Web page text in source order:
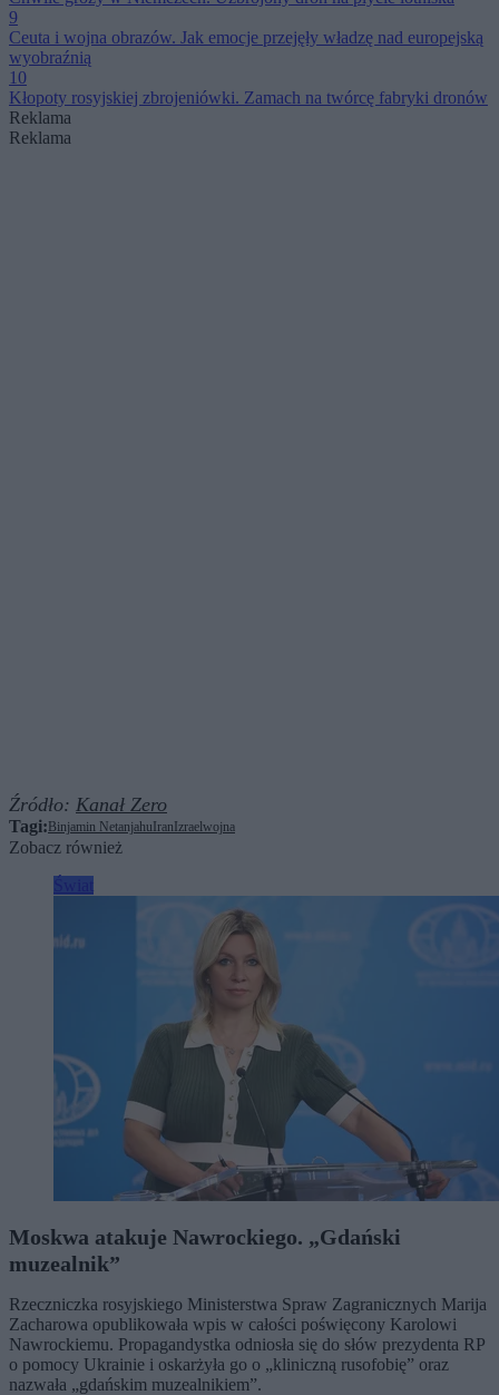
9
Ceuta i wojna obrazów. Jak emocje przejęły władzę nad europejską
wyobraźnią
10
Kłopoty rosyjskiej zbrojeniówki. Zamach na twórcę fabryki dronów
Reklama
Reklama
Źródło: Kanał Zero
Tagi:Binjamin NetanjahuIranIzraelwojna
Zobacz również
Moskwa atakuje Nawrockiego. „Gdański
muzealnik”
Rzeczniczka rosyjskiego Ministerstwa Spraw Zagranicznych Marija
Zacharowa opublikowała wpis w całości poświęcony Karolowi
Nawrockiemu. Propagandystka odniosła się do słów prezydenta RP
o pomocy Ukrainie i oskarżyła go o „kliniczną rusofobię” oraz
nazwała „gdańskim muzealnikiem”.